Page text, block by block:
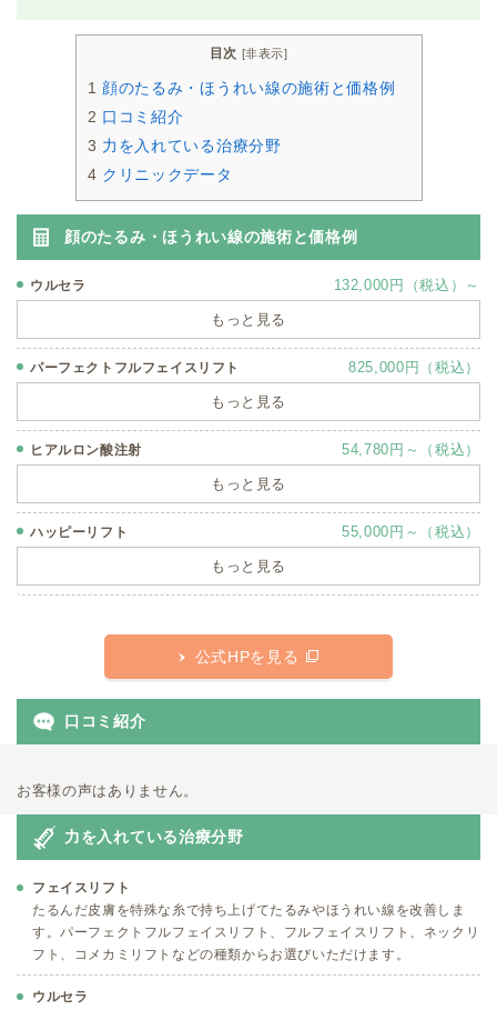
目次 [非表示]
1 顔のたるみ・ほうれい線の施術と価格例
2 口コミ紹介
3 力を入れている治療分野
4 クリニックデータ
顔のたるみ・ほうれい線の施術と価格例
ウルセラ 132,000円（税込）～
もっと見る
パーフェクトフルフェイスリフト 825,000円（税込）
もっと見る
ヒアルロン酸注射 54,780円～（税込）
もっと見る
ハッピーリフト 55,000円～（税込）
もっと見る
公式HPを見る
口コミ紹介
お客様の声はありません。
力を入れている治療分野
フェイスリフト
たるんだ皮膚を特殊な糸で持ち上げてたるみやほうれい線を改善しま
す。パーフェクトフルフェイスリフト、フルフェイスリフト、ネックリ
フト、コメカミリフトなどの種類からお選びいただけます。
ウルセラ